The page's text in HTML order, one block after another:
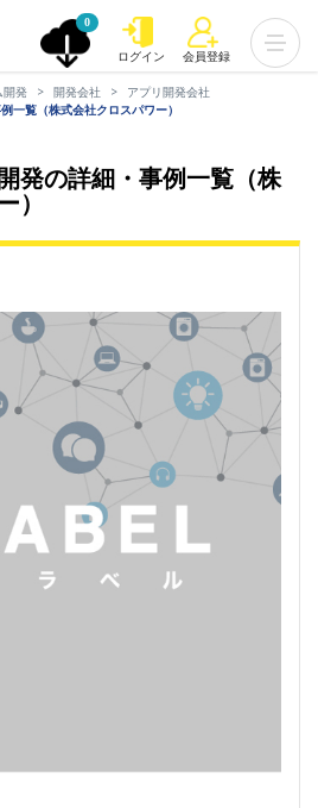
0
ログイン 会員登録
開発 開発会社
アプリ開発会社
一覧（株式会社クロスパワー）
発の詳細・事例一覧（株
）